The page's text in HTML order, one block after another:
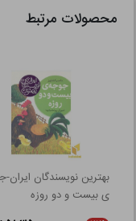
محصولات مرتبط
بهترین نویسندگان
ی بیست و دو روزه